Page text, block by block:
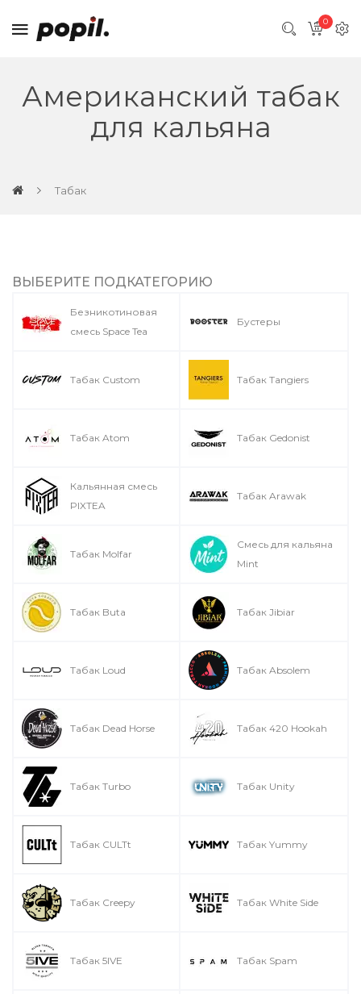
0
Американский табак
для кальяна
Табак
ВЫБЕРИТЕ ПОДКАТЕГОРИЮ
Безникотиновая
смесь Space Tea
Бустеры
Табак Custom Табак Tangiers
Табак Atom Табак Gedonist
Кальянная смесь
PIXTEA
Табак Arawak
Табак Molfar
Смесь для кальяна
Mint
Табак Buta Табак Jibiar
Табак Loud Табак Absolem
Табак Dead Horse Табак 420 Hookah
Табак Turbo Табак Unity
Табак CULTt Табак Yummy
Табак Creepy Табак White Side
Табак 5IVE Табак Spam